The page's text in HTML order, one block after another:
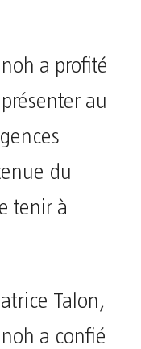
a profité
au
du
tenir à
Talon,
a confié